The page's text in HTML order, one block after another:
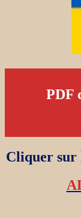
PDF
Cliquer sur